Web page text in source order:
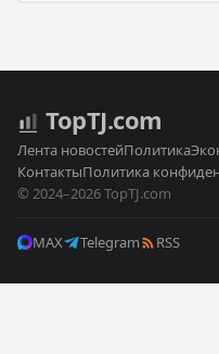
TopTJ.com
Лента новостейПолитика
КонтактыПолитика
© 2024–2026 TopTJ.com
MAX Telegram RSS